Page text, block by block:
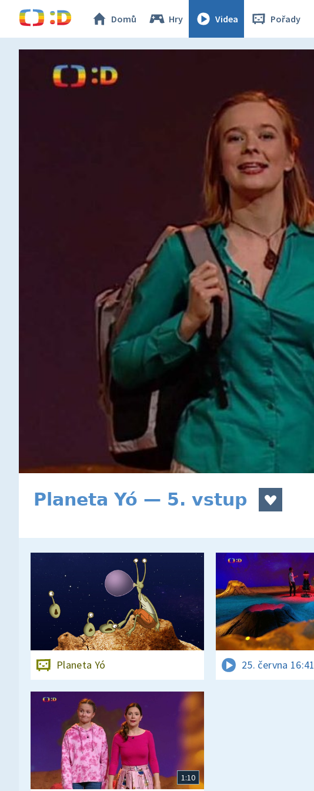
Domů Hry Videa Pořady
Planeta Yó — 5. vstup
Planeta Yó 25. června 16:41
1:10